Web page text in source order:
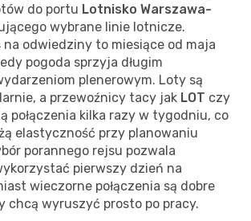
do portu Lotnisko Warszawa-
wybrane linie lotnicze.
na odwiedziny to miesiące od maja
pogoda sprzyja długim
plenerowym. Loty są
a przewoźnicy tacy jak LOT czy
połączenia kilka razy w tygodniu, co
elastyczność przy planowaniu
porannego rejsu pozwala
pierwszy dzień na
wieczorne połączenia są dobre
chcą wyruszyć prosto po pracy.